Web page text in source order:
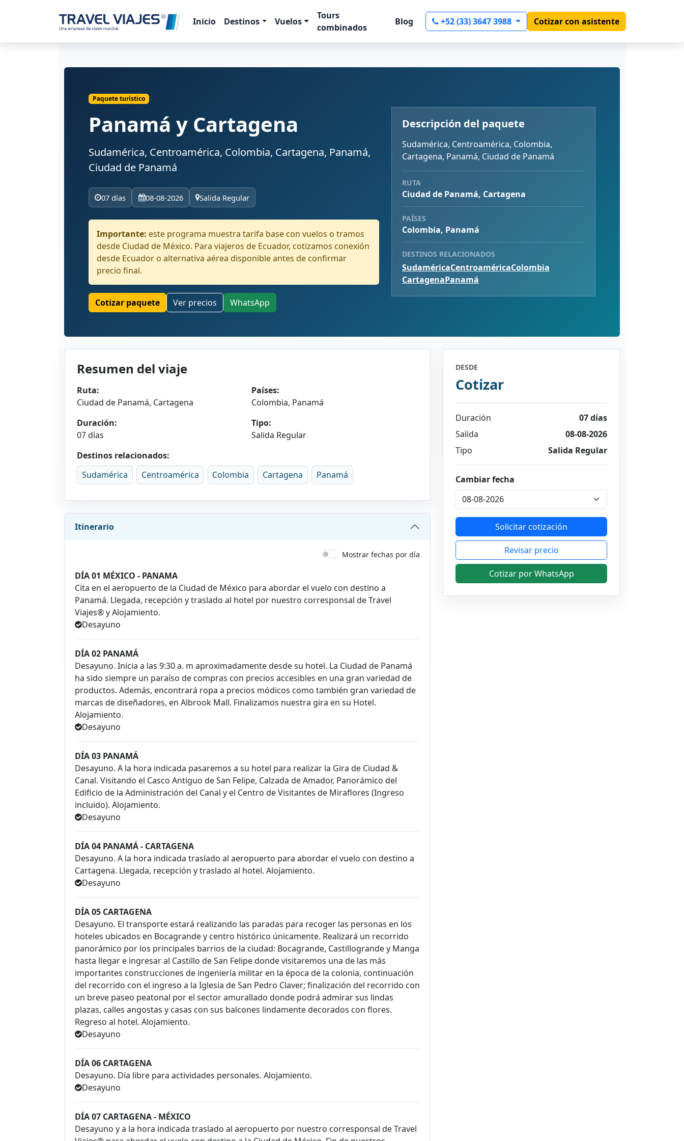
Inicio Destinos Vuelos
Tours
combinados
Blog +52 (33) 3647 3988 Cotizar con asistente
Paquete turístico
Panamá y Cartagena
Sudamérica, Centroamérica, Colombia, Cartagena, Panamá,
Ciudad de Panamá
07 días 08-08-2026 Salida Regular
Importante: este programa muestra tarifa base con vuelos o tramos
desde Ciudad de México. Para viajeros de Ecuador, cotizamos conexión
desde Ecuador o alternativa aérea disponible antes de confirmar
precio final.
Cotizar paquete Ver precios WhatsApp
Descripción del paquete
Sudamérica, Centroamérica, Colombia,
Cartagena, Panamá, Ciudad de Panamá
RUTA
Ciudad de Panamá, Cartagena
PAÍSES
Colombia, Panamá
DESTINOS RELACIONADOS
SudaméricaCentroaméricaColombia
CartagenaPanamá
Resumen del viaje
Ruta:
Ciudad de Panamá, Cartagena
Países:
Colombia, Panamá
Duración:
07 días
Tipo:
Salida Regular
Destinos relacionados:
Sudamérica
Centroamérica Colombia Cartagena Panamá
Itinerario
Mostrar fechas por día
DÍA 01 MÉXICO - PANAMA
Cita en el aeropuerto de la Ciudad de México para abordar el vuelo con destino a
Panamá. Llegada, recepción y traslado al hotel por nuestro corresponsal de Travel
Viajes® y Alojamiento.
Desayuno
DÍA 02 PANAMÁ
Desayuno. Inicia a las 9:30 a. m aproximadamente desde su hotel. La Ciudad de Panamá
ha sido siempre un paraíso de compras con precios accesibles en una gran variedad de
productos. Además, encontrará ropa a precios módicos como también gran variedad de
marcas de diseñadores, en Albrook Mall. Finalizamos nuestra gira en su Hotel.
Alojamiento.
Desayuno
DÍA 03 PANAMÁ
Desayuno. A la hora indicada pasaremos a su hotel para realizar la Gira de Ciudad &
Canal. Visitando el Casco Antiguo de San Felipe, Calzada de Amador, Panorámico del
Edificio de la Administración del Canal y el Centro de Visitantes de Miraflores (Ingreso
incluido). Alojamiento.
Desayuno
DÍA 04 PANAMÁ - CARTAGENA
Desayuno. A la hora indicada traslado al aeropuerto para abordar el vuelo con destino a
Cartagena. Llegada, recepción y traslado al hotel. Alojamiento.
Desayuno
DÍA 05 CARTAGENA
Desayuno. El transporte estará realizando las paradas para recoger las personas en los
hoteles ubicados en Bocagrande y centro histórico únicamente. Realizará un recorrido
panorámico por los principales barrios de la ciudad: Bocagrande, Castillogrande y Manga
hasta llegar e ingresar al Castillo de San Felipe donde visitaremos una de las más
importantes construcciones de ingeniería militar en la época de la colonia, continuación
del recorrido con el ingreso a la Iglesia de San Pedro Claver; finalización del recorrido con
un breve paseo peatonal por el sector amurallado donde podrá admirar sus lindas
plazas, calles angostas y casas con sus balcones lindamente decorados con flores.
Regreso al hotel. Alojamiento.
Desayuno
DÍA 06 CARTAGENA
Desayuno. Día libre para actividades personales. Alojamiento.
Desayuno
DÍA 07 CARTAGENA - MÉXICO
Desayuno y a la hora indicada traslado al aeropuerto por nuestro corresponsal de Travel
DESDE
Cotizar
Duración
07 días
Salida
08-08-2026
Tipo
Salida Regular
Cambiar fecha
Solicitar cotización
Revisar precio
Cotizar por WhatsApp